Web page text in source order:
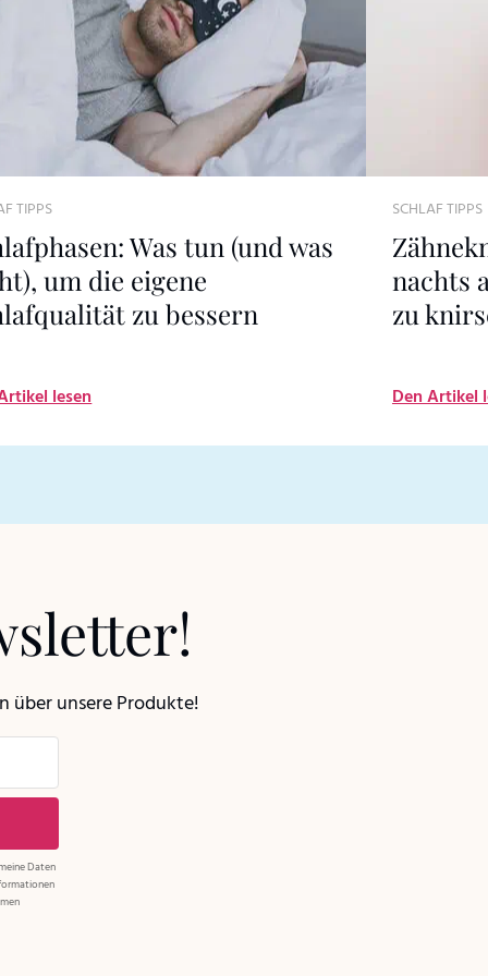
TIPPS
Was tun (und was
um die eigene
zu bessern
lesen
SCHLAF TIPPS
nachts
zu
Den Artikel
über unsere Produkte!
Daten